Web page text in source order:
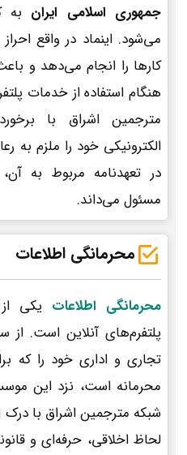
جمهوری اسلامی ایران به
می‌شود. اینماد در واقع
کارها را انجام می‌دهد و
هنگام استفاده از خدمات
مترجمین اشراق با
الکترونیکی خود را ملزم به
در تعهدنامه مربوط به
مسئول می‌داند.
محرمانگی اطلاعات
محرمانگی اطلاعات یکی
پلتفرم‌های آنلاین است. از
تجاری و اداری خود را که
محرمانه است، نزد این
شبکه مترجمین اشراق با
لحاظ اخلاقی، حرفه‌ای و